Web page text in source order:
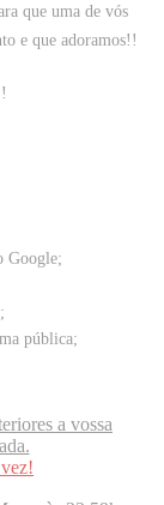
que uma de vós
e que adoramos!!
Google;
;
pública;
a vossa